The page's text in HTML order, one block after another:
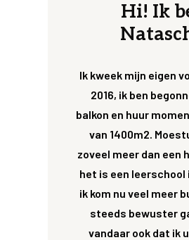
Hi! Ik
Ik kweek mijn eigen
2016, ik ben
balkon en huur
van 1400m2.
zoveel meer dan een
het is een leerschool
ik kom nu veel meer
steeds bewuster
vandaar ook dat ik